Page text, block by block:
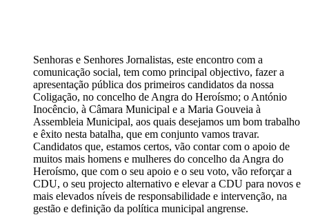
Senhoras e Senhores Jornalistas, este encontro com a
comunicação social, tem como principal objectivo, fazer a
apresentação pública dos primeiros candidatos da nossa
Coligação, no concelho de Angra do Heroísmo; o António
Inocêncio, à Câmara Municipal e a Maria Gouveia à
Assembleia Municipal, aos quais desejamos um bom trabalho
e êxito nesta batalha, que em conjunto vamos travar.
Candidatos que, estamos certos, vão contar com o apoio de
muitos mais homens e mulheres do concelho da Angra do
Heroísmo, que com o seu apoio e o seu voto, vão reforçar a
CDU, o seu projecto alternativo e elevar a CDU para novos e
mais elevados níveis de responsabilidade e intervenção, na
gestão e definição da política municipal angrense.